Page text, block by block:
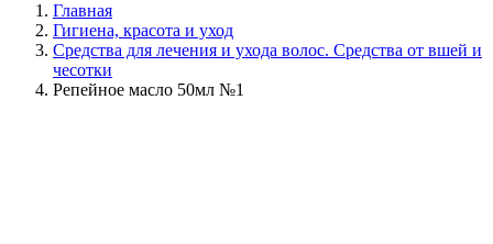
Главная
Гигиена, красота и уход
Средства для лечения и ухода волос. Средства от вшей и
чесотки
Репейное масло 50мл №1